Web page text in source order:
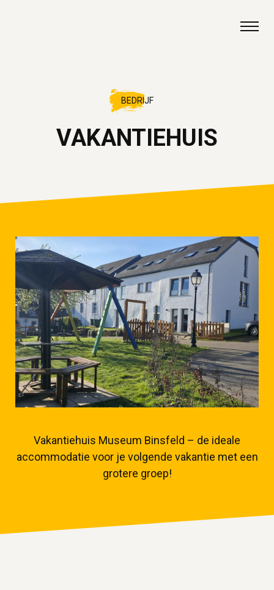
BEDRIJF
VAKANTIEHUIS
Vakantiehuis Museum Binsfeld – de ideale
accommodatie voor je volgende vakantie met een
grotere groep!